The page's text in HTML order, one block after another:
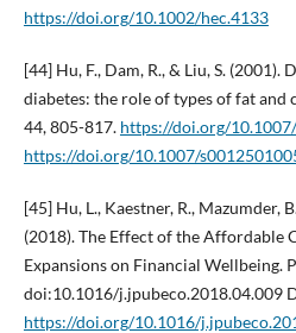
https://doi.org/10.1002/hec.4133
[44] Hu, F., Dam, R., & Liu, S. (2001).
diabetes: the role of types of fat and
44, 805-817. https://doi.org/
https://doi.org/10.1007/
[45] Hu, L., Kaestner, R., Mazumder,
(2018). The Effect of the Affordable
Expansions on Financial Wellbeing.
doi:10.1016/j.jpubeco.2018.04.009
https://doi.org/10.1016/